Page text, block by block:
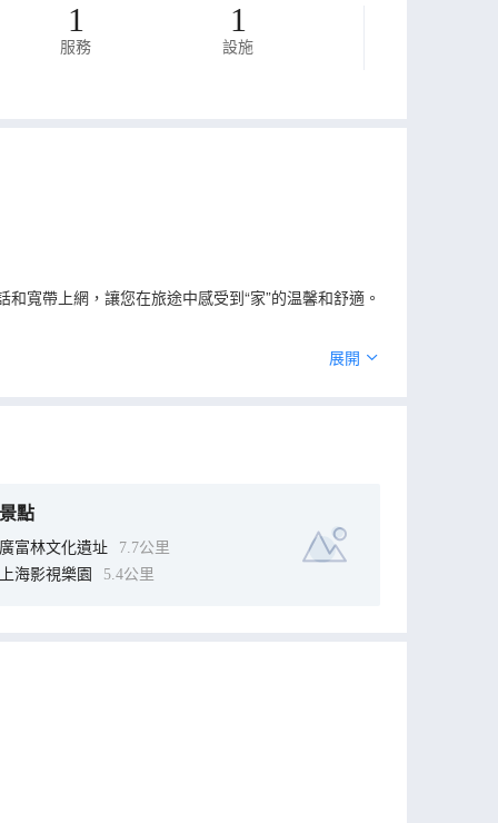
1
服務
1
設施
寬帶上網，讓您在旅途中感受到“家”的温馨和舒適。
展開
景點
廣富林文化遺址
7.7公里
上海影視樂園
5.4公里